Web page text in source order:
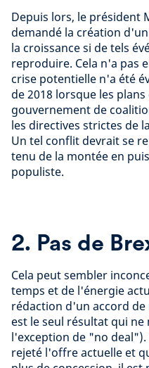
Depuis lors, le président
demandé la création
la croissance si de tels
reproduire. Cela n'a pas
crise potentielle n'a été
de 2018 lorsque les
gouvernement de
les directives strictes de
Un tel conflit devrait se
tenu de la montée en
populiste.
2. Pas de
Cela peut sembler
temps et de l'énergie
rédaction d'un accord
est le seul résultat qui ne
l'exception de "no
rejeté l'offre actuelle et